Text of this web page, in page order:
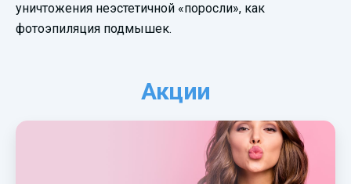
уничтожения неэстетичной «поросли», как
фотоэпиляция подмышек.
Акции